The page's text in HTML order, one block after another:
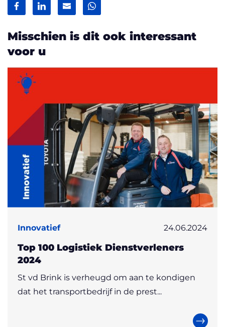
Misschien is dit ook interessant
voor u
Innovatief 24.06.2024
Top 100 Logistiek Dienstverleners
2024
St vd Brink is verheugd om aan te kondigen
dat het transportbedrijf in de prest...